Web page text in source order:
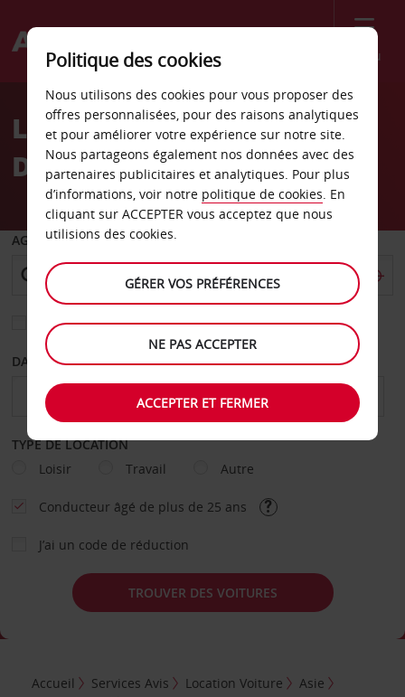
Menu
Welcome
AvisLocation de voiture
Daejeon
AGENCE DE DÉPART
Sélectionnez une autre agence de retour
DATE DE DÉPART DATE DE RETOUR
TYPE DE LOCATION
Loisir
Travail Autre
Conducteur âgé de plus de 25 ans
J’ai un code de réduction
TROUVER DES VOITURES
Accueil Services Avis Location Voiture
Asie
Politique des cookies
Nous utilisons des cookies pour vous proposer des
offres personnalisées, pour des raisons analytiques
et pour améliorer votre expérience sur notre site.
Nous partageons également nos données avec des
partenaires publicitaires et analytiques. Pour plus
d’informations, voir notre politique de cookies. En
cliquant sur ACCEPTER vous acceptez que nous
utilisions des cookies.
GÉRER VOS PRÉFÉRENCES
NE PAS ACCEPTER
ACCEPTER ET FERMER